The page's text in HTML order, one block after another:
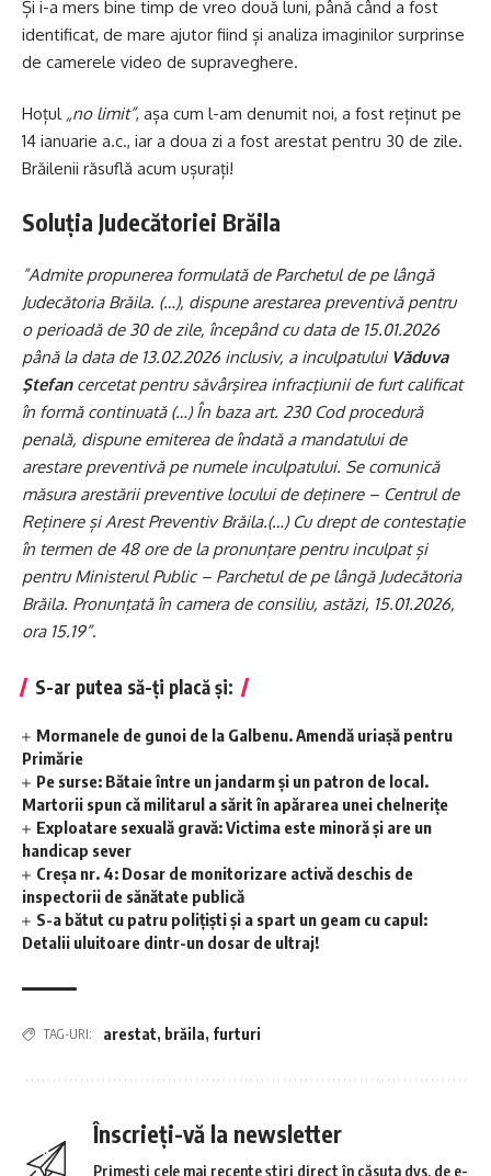
Și i-a mers bine timp de vreo două luni, până când a fost
identificat, de mare ajutor fiind și analiza imaginilor surprinse
de camerele video de supraveghere.
Hoțul„no limit”, așa cum l-am denumit noi, a fost reținut pe
14 ianuarie a.c., iar a doua zi a fost arestat pentru 30 de zile.
Brăilenii răsuflă acum ușurați!
Soluția Judecătoriei Brăila
”Admite propunerea formulată de Parchetul de pe lângă
Judecătoria Brăila. (…), dispune arestarea preventivă pentru
o perioadă de 30 de zile, începând cu data de 15.01.2026
până la data de 13.02.2026 inclusiv, a inculpatului Văduva
Ştefancercetat pentru săvârşirea infracţiunii de furt calificat
în formă continuată (…) În baza art. 230 Cod procedură
penală, dispune emiterea de îndată a mandatului de
arestare preventivă pe numele inculpatului. Se comunică
măsura arestării preventive locului de deţinere – Centrul de
Reținere și Arest Preventiv Brăila.(…) Cu drept de contestaţie
în termen de 48 ore de la pronunţare pentru inculpat și
pentru Ministerul Public – Parchetul de pe lângă Judecătoria
Brăila. Pronunţată în camera de consiliu, astăzi, 15.01.2026,
ora 15.19”.
S-ar putea să-ți placă și:
Mormanele de gunoi de la Galbenu. Amendă uriașă pentru
Primărie
Pe surse: Bătaie între un jandarm și un patron de local.
Martorii spun că militarul a sărit în apărarea unei chelnerițe
Exploatare sexuală gravă: Victima este minoră și are un
handicap sever
Creșa nr. 4: Dosar de monitorizare activă deschis de
inspectorii de sănătate publică
S-a bătut cu patru polițiști și a spart un geam cu capul:
Detalii uluitoare dintr-un dosar de ultraj!
TAG-URI: arestat, brăila, furturi
Înscrieți-vă la newsletter
Primești cele mai recente știri direct în căsuța dvs. de e-